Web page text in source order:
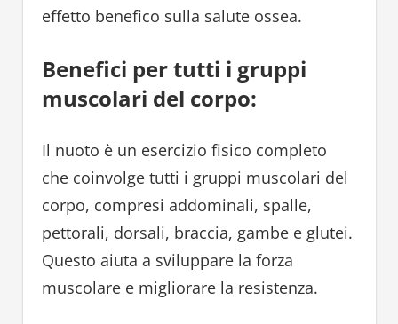
effetto benefico sulla salute ossea.
Benefici per tutti i gruppi
muscolari del corpo:
Il nuoto è un esercizio fisico completo
che coinvolge tutti i gruppi muscolari del
corpo, compresi addominali, spalle,
pettorali, dorsali, braccia, gambe e glutei.
Questo aiuta a sviluppare la forza
muscolare e migliorare la resistenza.